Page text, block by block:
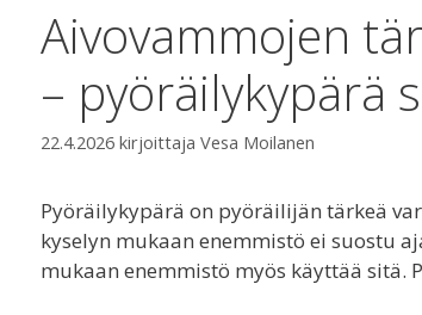
Aivovammojen
– pyöräilykypärä
22.4.2026 kirjoittaja Vesa Moilanen
Pyöräilykypärä on pyöräilijän tärkeä
kyselyn mukaan enemmistö ei suostu
mukaan enemmistö myös käyttää sitä.